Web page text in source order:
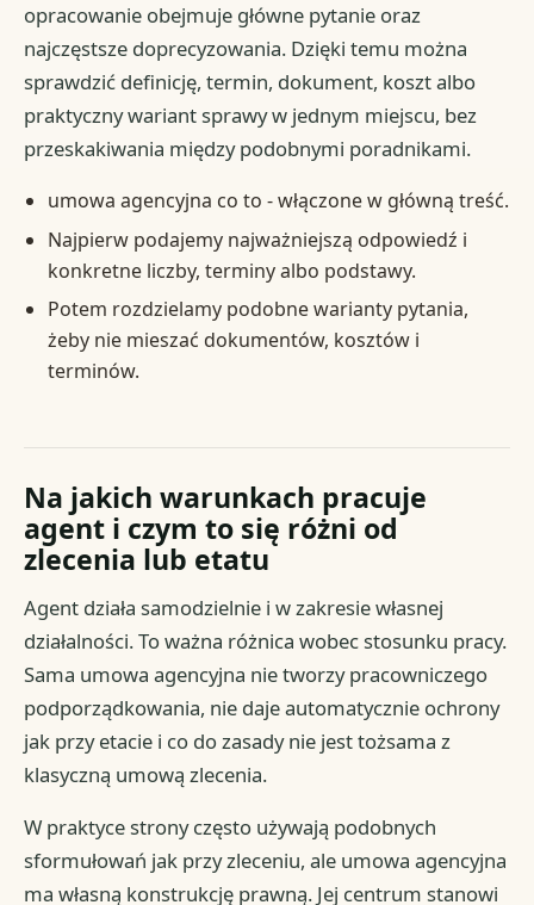
opracowanie obejmuje główne pytanie oraz
najczęstsze doprecyzowania. Dzięki temu można
sprawdzić definicję, termin, dokument, koszt albo
praktyczny wariant sprawy w jednym miejscu, bez
przeskakiwania między podobnymi poradnikami.
umowa agencyjna co to - włączone w główną treść.
Najpierw podajemy najważniejszą odpowiedź i
konkretne liczby, terminy albo podstawy.
Potem rozdzielamy podobne warianty pytania,
żeby nie mieszać dokumentów, kosztów i
terminów.
Na jakich warunkach pracuje
agent i czym to się różni od
zlecenia lub etatu
Agent działa samodzielnie i w zakresie własnej
działalności. To ważna różnica wobec stosunku pracy.
Sama umowa agencyjna nie tworzy pracowniczego
podporządkowania, nie daje automatycznie ochrony
jak przy etacie i co do zasady nie jest tożsama z
klasyczną umową zlecenia.
W praktyce strony często używają podobnych
sformułowań jak przy zleceniu, ale umowa agencyjna
ma własną konstrukcję prawną. Jej centrum stanowi